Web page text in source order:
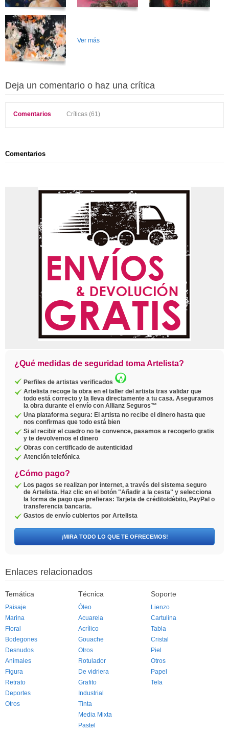
Ver más
Deja un comentario o haz una crítica
Comentarios Críticas (61)
Comentarios
¿Qué medidas de seguridad toma Artelista?
Perfiles de artistas verificados
Artelista recoge la obra en el taller del artista tras validar que
todo está correcto y la lleva directamente a tu casa. Aseguramos
la obra durante el envío con Allianz Seguros™
Una plataforma segura: El artista no recibe el dinero hasta que
nos confirmas que todo está bien
Si al recibir el cuadro no te convence, pasamos a recogerlo gratis
y te devolvemos el dinero
Obras con certificado de autenticidad
Atención telefónica
¿Cómo pago?
Los pagos se realizan por internet, a través del sistema seguro
de Artelista. Haz clic en el botón "Añadir a la cesta" y selecciona
la forma de pago que prefieras: Tarjeta de crédito/débito, PayPal o
transferencia bancaria.
Gastos de envío cubiertos por Artelista
¡MIRA TODO LO QUE TE OFRECEMOS!
Enlaces relacionados
Temática
Paisaje
Marina
Floral
Bodegones
Desnudos
Animales
Figura
Retrato
Deportes
Otros
Técnica
Óleo
Acuarela
Acrílico
Gouache
Otros
Rotulador
De vidriera
Grafito
Industrial
Tinta
Media Mixta
Pastel
Soporte
Lienzo
Cartulina
Tabla
Cristal
Piel
Otros
Papel
Tela